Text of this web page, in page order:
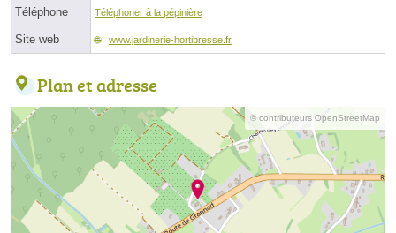
Téléphone Téléphoner à la pépinière
Site web www.jardinerie-hortibresse.fr
Plan et adresse
© contributeurs OpenStreetMap